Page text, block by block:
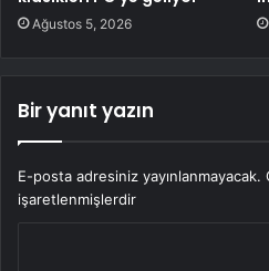
Ağustos 5, 2026
Bir yanıt yazın
E-posta adresiniz yayınlanmayacak.
işaretlenmişlerdir